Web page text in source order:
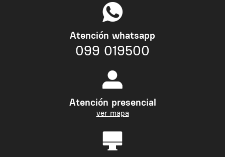
Atención whatsapp
099 019500
Atención presencial
ver mapa